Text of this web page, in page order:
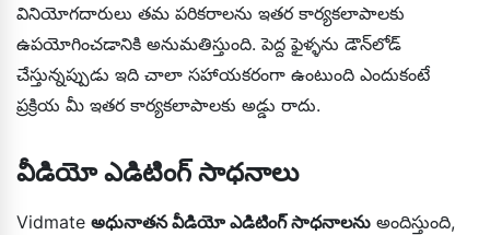
వినియోగదారులు తమ పరికరాలను ఇతర కార్యకలాపాలకు
ఉపయోగించడానికి అనుమతిస్తుంది. పెద్ద ఫైళ్ళను డౌన్‌లోడ్
చేస్తున్నప్పుడు ఇది చాలా సహాయకరంగా ఉంటుంది ఎందుకంటే
ప్రక్రియ మీ ఇతర కార్యకలాపాలకు అడ్డు రాదు.
వీడియో ఎడిటింగ్ సాధనాలు
Vidmate అధునాతన వీడియో ఎడిటింగ్ సాధనాలను అందిస్తుంది,